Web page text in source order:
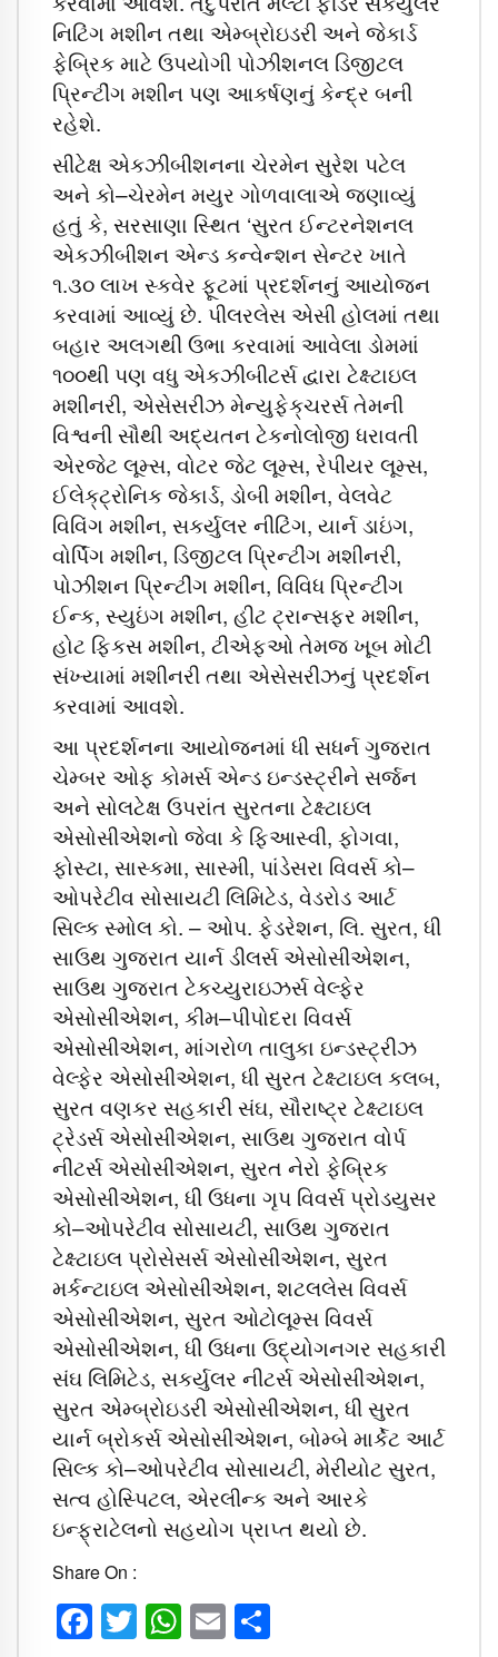
નિટિંગ મશીન તથા એમ્બ્રોઇડરી અને જેકાર્ડ
ફેબ્રિક માટે ઉપયોગી પોઝીશનલ ડિજીટલ
પ્રિન્ટીંગ મશીન પણ આકર્ષણનું કેન્દ્ર બની
રહેશે.
સીટેક્ષ એકઝીબીશનના ચેરમેન સુરેશ પટેલ
અને કો–ચેરમેન મયુર ગોળવાલાએ જણાવ્યું
હતું કે, સરસાણા સ્થિત ‘સુરત ઈન્ટરનેશનલ
એકઝીબીશન એન્ડ કન્વેન્શન સેન્ટર ખાતે
૧.૩૦ લાખ સ્કવેર ફૂટમાં પ્રદર્શનનું આયોજન
કરવામાં આવ્યું છે. પીલરલેસ એસી હોલમાં તથા
બહાર અલગથી ઉભા કરવામાં આવેલા ડોમમાં
૧૦૦થી પણ વધુ એકઝીબીટર્સ દ્વારા ટેક્ષ્ટાઇલ
મશીનરી, એસેસરીઝ મેન્યુફેક્‌ચરર્સ તેમની
વિશ્વની સૌથી અદ્યતન ટેકનોલોજી ધરાવતી
એરજેટ લૂમ્સ, વોટર જેટ લૂમ્સ, રેપીયર લૂમ્સ,
ઈલેક્‌ટ્રોનિક જેકાર્ડ, ડોબી મશીન, વેલવેટ
વિવિંગ મશીન, સકર્યુલર નીટિંગ, યાર્ન ડાઇંગ,
વોર્પિંગ મશીન, ડિજીટલ પ્રિન્ટીંગ મશીનરી,
પોઝીશન પ્રિન્ટીંગ મશીન, વિવિધ પ્રિન્ટીંગ
ઈન્ક, સ્યુઇંગ મશીન, હીટ ટ્રાન્સફર મશીન,
હોટ ફિકસ મશીન, ટીએફઓ તેમજ ખૂબ મોટી
સંખ્યામાં મશીનરી તથા એસેસરીઝનું પ્રદર્શન
કરવામાં આવશે.
આ પ્રદર્શનના આયોજનમાં ધી સધર્ન ગુજરાત
ચેમ્બર ઓફ કોમર્સ એન્ડ ઇન્ડસ્ટ્રીને સર્જન
અને સોલટેક્ષ ઉપરાંત સુરતના ટેક્ષ્ટાઇલ
એસોસીએશનો જેવા કે ફિઆસ્વી, ફોગવા,
ફોસ્ટા, સાસ્કમા, સાસ્મી, પાંડેસરા વિવર્સ કો–
ઓપરેટીવ સોસાયટી લિમિટેડ, વેડરોડ આર્ટ
સિલ્ક સ્મોલ કો. – ઓપ. ફેડરેશન, લિ. સુરત, ધી
સાઉથ ગુજરાત યાર્ન ડીલર્સ એસોસીએશન,
સાઉથ ગુજરાત ટેકચ્યુરાઇઝર્સ વેલ્ફેર
એસોસીએશન, કીમ–પીપોદરા વિવર્સ
એસોસીએશન, માંગરોળ તાલુકા ઇન્ડસ્ટ્રીઝ
વેલ્ફેર એસોસીએશન, ધી સુરત ટેક્ષ્ટાઇલ કલબ,
સુરત વણકર સહકારી સંઘ, સૌરાષ્ટ્ર ટેક્ષ્ટાઇલ
ટ્રેડર્સ એસોસીએશન, સાઉથ ગુજરાત વોર્પ
નીટર્સ એસોસીએશન, સુરત નેરો ફેબ્રિક
એસોસીએશન, ધી ઉધના ગૃપ વિવર્સ પ્રોડયુસર
કો–ઓપરેટીવ સોસાયટી, સાઉથ ગુજરાત
ટેક્ષ્ટાઇલ પ્રોસેસર્સ એસોસીએશન, સુરત
મર્કન્ટાઇલ એસોસીએશન, શટલલેસ વિવર્સ
એસોસીએશન, સુરત ઓટોલૂમ્સ વિવર્સ
એસોસીએશન, ધી ઉધના ઉદ્યોગનગર સહકારી
સંઘ લિમિટેડ, સકર્યુલર નીટર્સ એસોસીએશન,
સુરત એમ્બ્રોઇડરી એસોસીએશન, ધી સુરત
યાર્ન બ્રોકર્સ એસોસીએશન, બોમ્બે માર્કેટ આર્ટ
સિલ્ક કો–ઓપરેટીવ સોસાયટી, મેરીયોટ સુરત,
સત્વ હોસ્પિટલ, એરલીન્ક અને આરકે
ઇન્ફ્રાટેલનો સહયોગ પ્રાપ્ત થયો છે.
Share On :
Facebook
Twitter
WhatsApp
Email